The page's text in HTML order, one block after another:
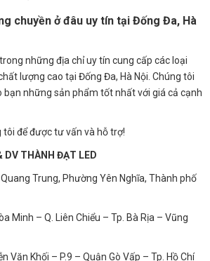
chuyền ở đâu uy tín tại Đống Đa, Hà
những địa chỉ uy tín cung cấp các loại
lượng cao tại Đống Đa, Hà Nội. Chúng tôi
bạn những sản phẩm tốt nhất với giá cả cạnh
tôi để được tư vấn và hỗ trợ!
DV THÀNH ĐẠT LED
Trung, Phường Yên Nghĩa, Thành phố
Minh – Q. Liên Chiểu – Tp. Bà Rịa – Vũng
Văn Khối – P.9 – Quận Gò Vấp – Tp. Hồ Chí